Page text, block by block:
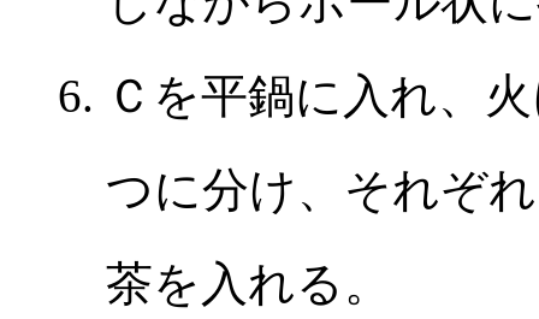
Ｃを平鍋に入れ、
つに分け、それぞ
茶を入れる。